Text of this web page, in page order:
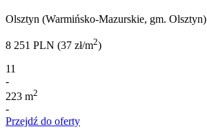
Olsztyn (Warmińsko-Mazurskie, gm. Olsztyn)
8 251 PLN (37 zł/m2)
11
-
223 m2
-
Przejdź do oferty